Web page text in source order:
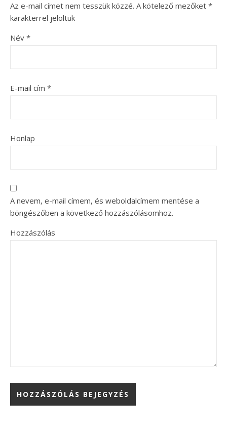
Az e-mail címet nem tesszük közzé. A kötelező mezőket *
karakterrel jelöltük
Név *
E-mail cím *
Honlap
A nevem, e-mail címem, és weboldalcímem mentése a
böngészőben a következő hozzászólásomhoz.
Hozzászólás